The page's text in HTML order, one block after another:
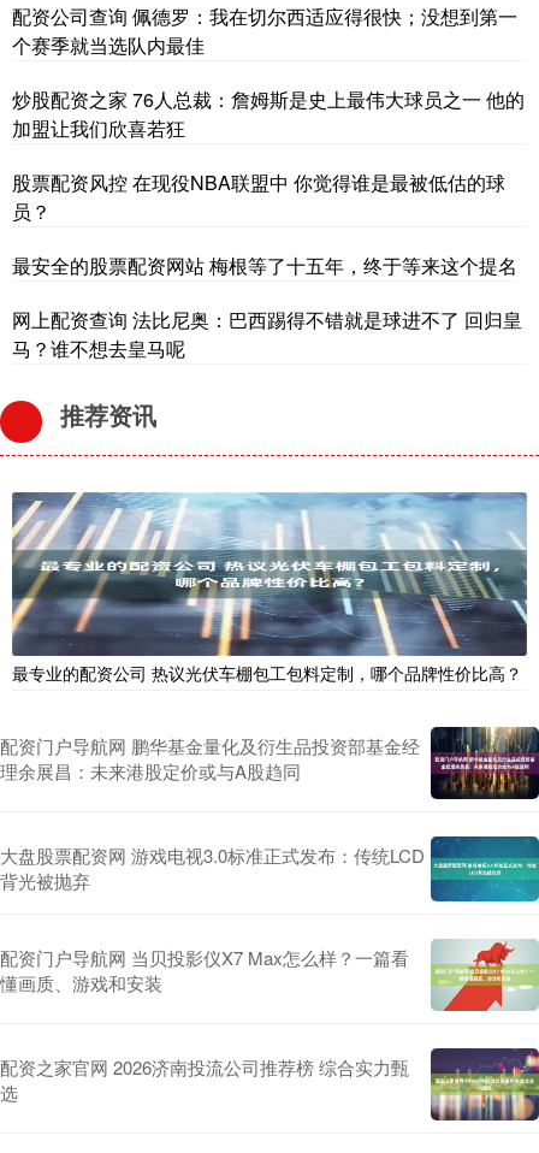
配资公司查询 佩德罗：我在切尔西适应得很快；没想到第一
个赛季就当选队内最佳
炒股配资之家 76人总裁：詹姆斯是史上最伟大球员之一 他的
加盟让我们欣喜若狂
股票配资风控 在现役NBA联盟中 你觉得谁是最被低估的球
员？
最安全的股票配资网站 梅根等了十五年，终于等来这个提名
网上配资查询 法比尼奥：巴西踢得不错就是球进不了 回归皇
马？谁不想去皇马呢
推荐资讯
最专业的配资公司 热议光伏车棚包工包料定制，哪个品牌性价比高？
配资门户导航网 鹏华基金量化及衍生品投资部基金经
理余展昌：未来港股定价或与A股趋同
大盘股票配资网 游戏电视3.0标准正式发布：传统LCD
背光被抛弃
配资门户导航网 当贝投影仪X7 Max怎么样？一篇看
懂画质、游戏和安装
配资之家官网 2026济南投流公司推荐榜 综合实力甄
选